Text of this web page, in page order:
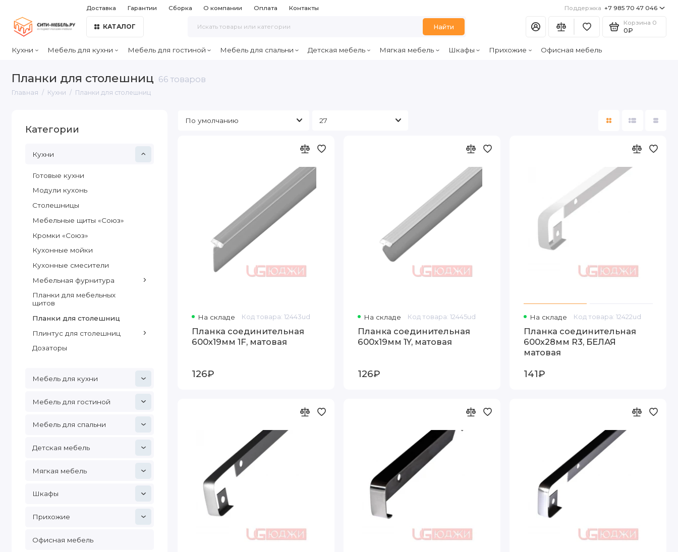
Доставка Гарантии Сборка О компании Оплата Контакты Поддержка +7 985 70 47 046
КАТАЛОГ Найти
Корзина 0
0₽
Кухни Мебель для кухни Мебель для гостиной Мебель для спальни Детская мебель Мягкая мебель Шкафы Прихожие Офисная мебель
Планки для столешниц 66 товаров
Главная Кухни Планки для столешниц
Категории
Кухни
Готовые кухни
Модули кухонь
Столешницы
Мебельные щиты «Союз»
Кромки «Союз»
Кухонные мойки
Кухонные смесители
Мебельная фурнитура
Планки для мебельных
щитов
Планки для столешниц
Плинтус для столешниц
Дозаторы
Мебель для кухни
Мебель для гостиной
Мебель для спальни
Детская мебель
Мягкая мебель
Шкафы
Прихожие
Офисная мебель
На складе Код товара: 12443ud
Планка соединительная
600х19мм 1F, матовая
126₽
На складе Код товара: 12445ud
Планка соединительная
600х19мм 1Y, матовая
126₽
На складе Код товара: 12422ud
Планка соединительная
600х28мм R3, БЕЛАЯ
матовая
141₽